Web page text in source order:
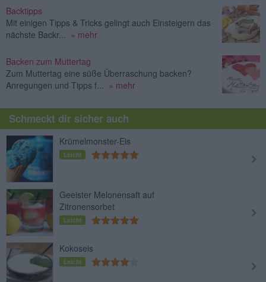
Backtipps
Mit einigen Tipps & Tricks gelingt auch Einsteigern das
nächste Backr... » mehr
Backen zum Muttertag
Zum Muttertag eine süße Überraschung backen?
Anregungen und Tipps f... » mehr
Schmeckt dir sicher auch
Krümelmonster-Eis
Leicht
Geeister Melonensaft auf
Zitronensorbet
Leicht
Kokoseis
Leicht